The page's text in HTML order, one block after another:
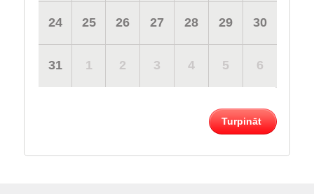
24 25 26 27 28 29 30
31 1 2 3 4 5 6
Turpināt